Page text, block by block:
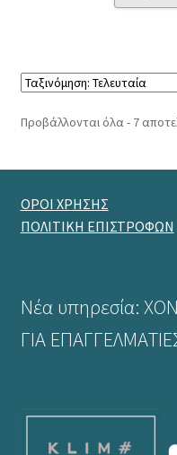
Προβάλλονται όλα - 7
ΟΡΟΙ ΧΡΗΣΗΣ
ΠΟΛΙΤΙΚΗ ΕΠΙΣΤΡΟΦΩΝ
Νέα υπηρεσία:
ΓΙΑ